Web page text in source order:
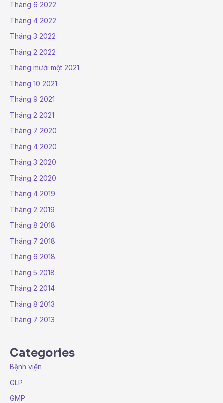
Tháng 6 2022
Tháng 4 2022
Tháng 3 2022
Tháng 2 2022
Tháng mười một 2021
Tháng 10 2021
Tháng 9 2021
Tháng 2 2021
Tháng 7 2020
Tháng 4 2020
Tháng 3 2020
Tháng 2 2020
Tháng 4 2019
Tháng 2 2019
Tháng 8 2018
Tháng 7 2018
Tháng 6 2018
Tháng 5 2018
Tháng 2 2014
Tháng 8 2013
Tháng 7 2013
Categories
Bệnh viện
GLP
GMP